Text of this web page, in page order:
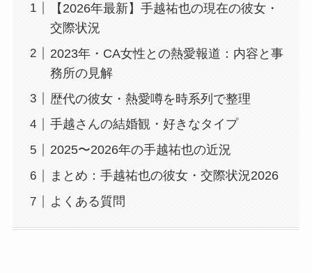
【2026年最新】手越祐也の現在の彼女・
交際状況
2023年・CA女性との熱愛報道：内容と事
務所の見解
歴代の彼女・熱愛噂を時系列で整理
手越さんの結婚観・好きなタイプ
2025〜2026年の手越祐也の近況
まとめ：手越祐也の彼女・交際状況2026
よくある質問